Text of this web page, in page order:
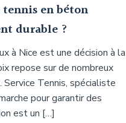
en béton
durable ?
à Nice est une décision à la
repose sur de nombreux
Tennis, spécialiste
pour garantir des
est un […]